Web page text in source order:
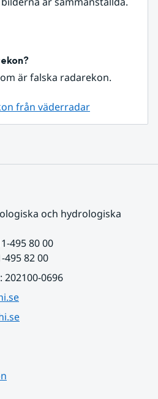
är falska radarekon.
från väderradar
och hydrologiska
495 80 00
82 00
0696